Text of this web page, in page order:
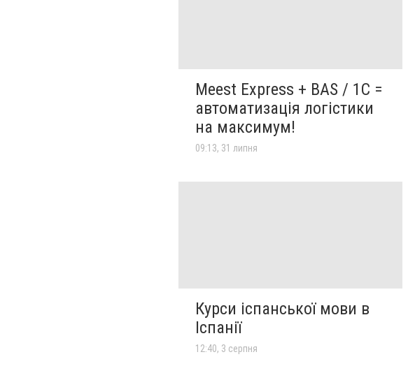
Meest Express + BAS / 1C =
автоматизація логістики
на максимум!
09:13, 31 липня
Курси іспанської мови в
Іспанії
12:40, 3 серпня